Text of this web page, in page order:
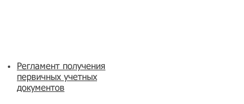
Регламент получения
первичных учетных
документов